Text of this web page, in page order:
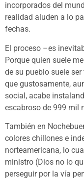
incorporados del
realidad aluden a lo
fechas.
El proceso –es
Porque quien suele
de su pueblo suele
que gustosamente,
social, acabe
escabroso de 999 mil
También en
colores chillones e
norteamericana, lo
ministro (Dios no lo
perseguir por la vía